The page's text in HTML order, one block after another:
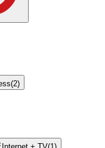
(2)